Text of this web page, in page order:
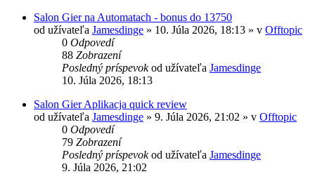
Salon Gier na Automatach - bonus do 13750
od užívateľa Jamesdinge » 10. Júla 2026, 18:13 » v Offtopic
0 Odpovedí
88 Zobrazení
Posledný príspevokod užívateľa Jamesdinge
10. Júla 2026, 18:13
Salon Gier Aplikacja quick review
od užívateľa Jamesdinge » 9. Júla 2026, 21:02 » v Offtopic
0 Odpovedí
79 Zobrazení
Posledný príspevokod užívateľa Jamesdinge
9. Júla 2026, 21:02